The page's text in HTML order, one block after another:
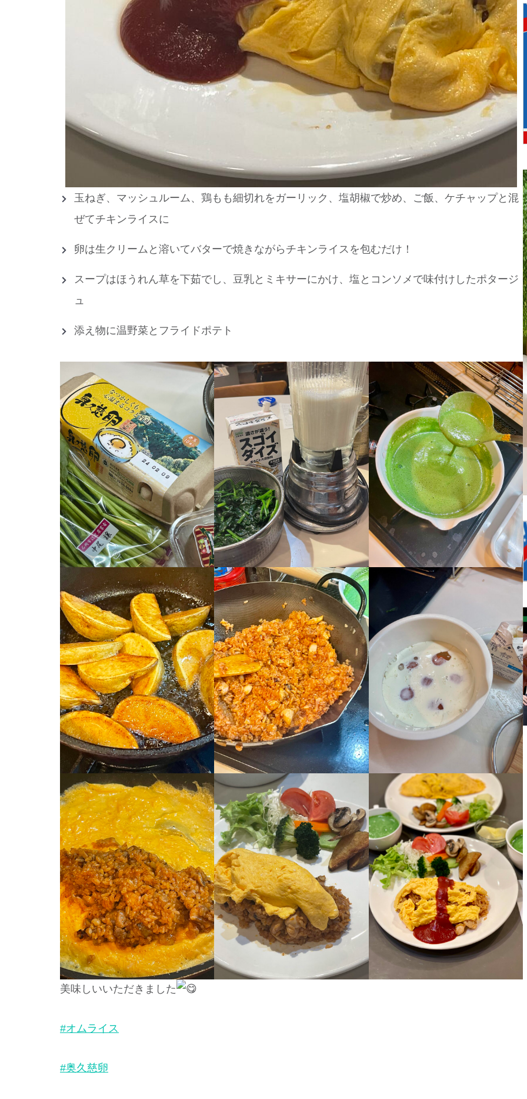
玉ねぎ、マッシュルーム、鶏もも細切れをガーリック、塩胡椒で炒め、ご飯、ケチャップと混
ぜてチキンライスに
卵は生クリームと溶いてバターで焼きながらチキンライスを包むだけ！
スープはほうれん草を下茹でし、豆乳とミキサーにかけ、塩とコンソメで味付けしたポタージ
ュ
添え物に温野菜とフライドポテト
美味しいいただきました
#オムライス
#奥久慈卵